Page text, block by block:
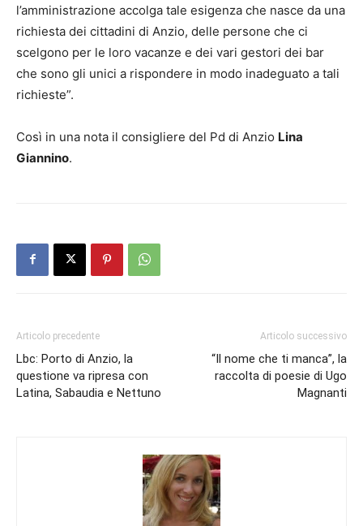
l’amministrazione accolga tale esigenza che nasce da una
richiesta dei cittadini di Anzio, delle persone che ci
scelgono per le loro vacanze e dei vari gestori dei bar
che sono gli unici a rispondere in modo inadeguato a tali
richieste”.
Così in una nota il consigliere del Pd di Anzio Lina
Giannino.
Articolo precedente
Lbc: Porto di Anzio, la
questione va ripresa con
Latina, Sabaudia e Nettuno
Articolo successivo
“Il nome che ti manca”, la
raccolta di poesie di Ugo
Magnanti